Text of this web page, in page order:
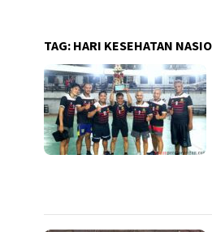
TAG: HARI KESEHATAN